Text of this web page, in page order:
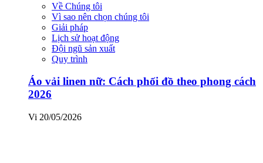
Về Chúng tôi
Vì sao nên chọn chúng tôi
Giải pháp
Lịch sử hoạt động
Đội ngũ sản xuất
Quy trình
Áo vải linen nữ: Cách phối đồ theo phong cách
2026
Vi 20/05/2026